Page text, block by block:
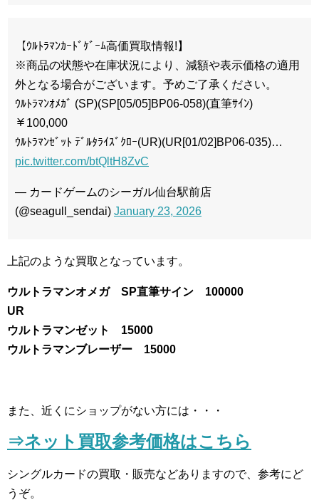
【ｳﾙﾄﾗﾏﾝｶｰﾄﾞｹﾞｰﾑ高価買取情報!】
※商品の状態や在庫状況により、減額や表示価格の適用
外となる場合がございます。予めご了承ください。
ｳﾙﾄﾗﾏﾝｵﾒｶﾞ (SP)(SP[05/05]BP06-058)(直筆ｻｲﾝ)
￥100,000
ｳﾙﾄﾗﾏﾝｾﾞｯﾄ ﾃﾞﾙﾀﾗｲｽﾞｸﾛｰ(UR)(UR[01/02]BP06-035)…
pic.twitter.com/btQltH8ZvC
— カードゲームのシーガル仙台駅前店
(@seagull_sendai) January 23, 2026
上記のような買取となっています。
ウルトラマンオメガ SP直筆サイン 100000
UR
ウルトラマンゼット 15000
ウルトラマンブレーザー 15000
また、近くにショップがない方には・・・
⇒ネット買取参考価格はこちら
シングルカードの買取・販売などありますので、参考にど
うぞ。